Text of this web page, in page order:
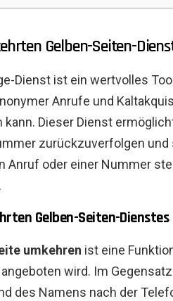
Gelben-Seiten-
Dienst ist ein wertvolles
Anrufe und
Dieser Dienst
zurückzuverfolgen
Anruf oder einer Nummer
Gelben-Seiten-Dienstes
umkehren ist eine
wird. Im
des Namens nach der